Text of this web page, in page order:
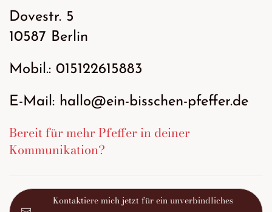
Dovestr. 5
10587 Berlin
Mobil.: 015122615883
E-Mail: hallo@ein-bisschen-pfeffer.de
Bereit für mehr Pfeffer in deiner
Kommunikation?
Kontaktiere mich jetzt für ein unverbindliches